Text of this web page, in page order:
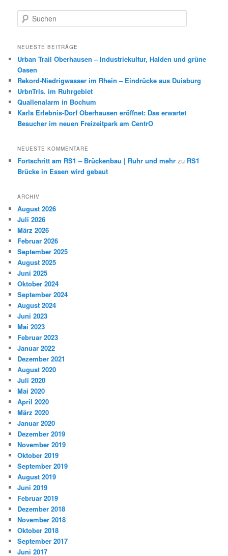
u
h
n
NEUESTE BEITRÄGE
Urban Trail Oberhausen – Industriekultur, Halden und grüne
Oasen
Rekord-Niedrigwasser im Rhein – Eindrücke aus Duisburg
UrbnTrls. im Ruhrgebiet
Quallenalarm in Bochum
Karls Erlebnis-Dorf Oberhausen eröffnet: Das erwartet
Besucher im neuen Freizeitpark am CentrO
NEUESTE KOMMENTARE
Fortschritt am RS1 – Brückenbau | Ruhr und mehr zu RS1
Brücke in Essen wird gebaut
ARCHIV
August 2026
Juli 2026
März 2026
Februar 2026
September 2025
August 2025
Juni 2025
Oktober 2024
September 2024
August 2024
Juni 2023
Mai 2023
Februar 2023
Januar 2022
Dezember 2021
August 2020
Juli 2020
Mai 2020
April 2020
März 2020
Januar 2020
Dezember 2019
November 2019
Oktober 2019
September 2019
August 2019
Juni 2019
Februar 2019
Dezember 2018
November 2018
Oktober 2018
September 2017
Juni 2017